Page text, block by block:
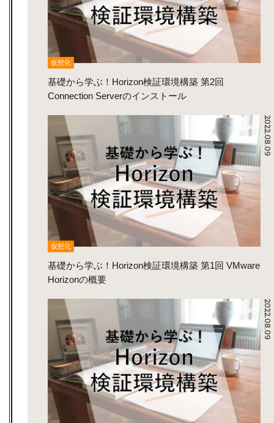
仮想化
基礎から学ぶ！Horizon検証環境構築 第2回
Connection Serverのインストール
2022.08.09
仮想化
基礎から学ぶ！Horizon検証環境構築 第1回 VMware
Horizonの概要
2022.08.09